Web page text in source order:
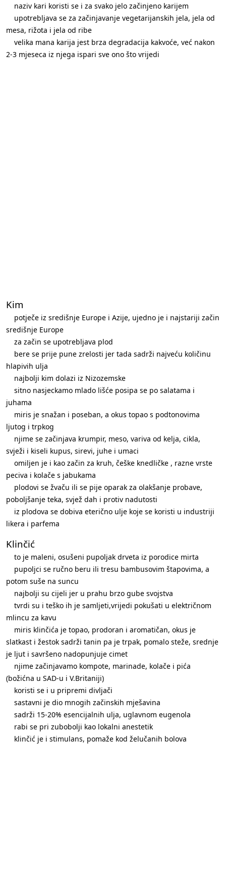
naziv kari koristi se i za svako jelo začinjeno karijem
upotrebljava se za začinjavanje vegetarijanskih jela, jela od
mesa, rižota i jela od ribe
velika mana karija jest brza degradacija kakvoće, već nakon
2-3 mjeseca iz njega ispari sve ono što vrijedi
Kim
potječe iz središnje Europe i Azije, ujedno je i najstariji začin
središnje Europe
za začin se upotrebljava plod
bere se prije pune zrelosti jer tada sadrži najveću količinu
hlapivih ulja
najbolji kim dolazi iz Nizozemske
sitno nasjeckamo mlado lišće posipa se po salatama i
juhama
miris je snažan i poseban, a okus topao s podtonovima
ljutog i trpkog
njime se začinjava krumpir, meso, variva od kelja, cikla,
svježi i kiseli kupus, sirevi, juhe i umaci
omiljen je i kao začin za kruh, češke knedličke , razne vrste
peciva i kolače s jabukama
plodovi se žvaču ili se pije oparak za olakšanje probave,
poboljšanje teka, svjež dah i protiv nadutosti
iz plodova se dobiva eterično ulje koje se koristi u industriji
likera i parfema
Klinčić
to je maleni, osušeni pupoljak drveta iz porodice mirta
pupoljci se ručno beru ili tresu bambusovim štapovima, a
potom suše na suncu
najbolji su cijeli jer u prahu brzo gube svojstva
tvrdi su i teško ih je samljeti,vrijedi pokušati u električnom
mlincu za kavu
miris klinčića je topao, prodoran i aromatičan, okus je
slatkast i žestok sadrži tanin pa je trpak, pomalo steže, srednje
je ljut i savršeno nadopunjuje cimet
njime začinjavamo kompote, marinade, kolače i pića
(božićna u SAD-u i V.Britaniji)
koristi se i u pripremi divljači
sastavni je dio mnogih začinskih mješavina
sadrži 15-20% esencijalnih ulja, uglavnom eugenola
rabi se pri zubobolji kao lokalni anestetik
klinčić je i stimulans, pomaže kod želučanih bolova